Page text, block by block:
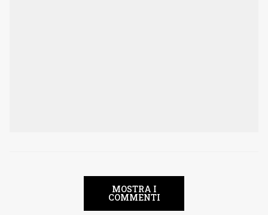
MOSTRA I
COMMENTI